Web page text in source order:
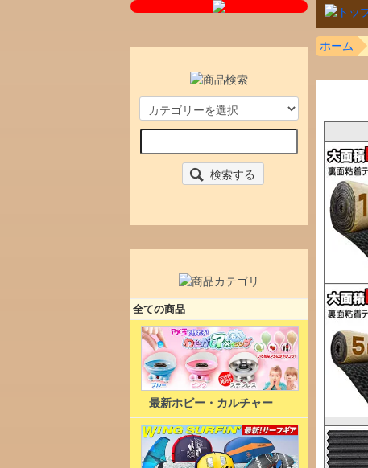
ホーム
検索する
全ての商品
最新ホビー・カルチャー